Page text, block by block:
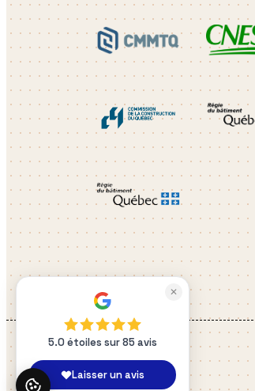
✕
5.0 étoiles sur 85 avis
Laisser un avis